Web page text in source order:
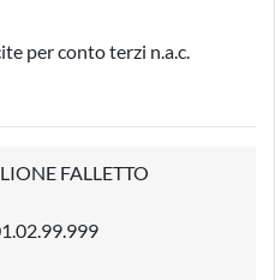
per conto terzi n.a.c.
FALLETTO